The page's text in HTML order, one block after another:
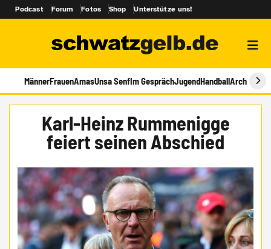
Podcast Forum Fotos Shop Unterstütze uns!
MännerFrauenAmasUnsa SenfIm GesprächJugendHandballArchiv
Karl-Heinz Rummenigge
feiert seinen Abschied